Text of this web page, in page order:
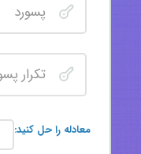
:معادله را حل کنید